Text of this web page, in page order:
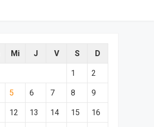
Mi J V S D
1 2
5 6 7 8 9
12 13 14 15 16